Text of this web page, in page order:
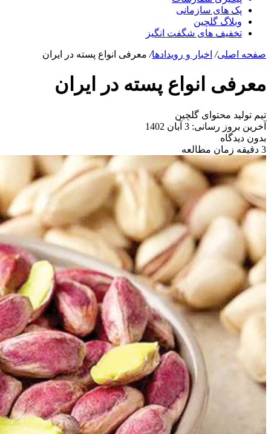
پک های سازمانی
وبلاگ گلچین
تخفیف های شگفت انگیز
صفحه اصلی/ اخبار و رویدادها/ معرفی انواع پسته در ایران
معرفی انواع پسته در ایران
تیم تولید محتوای گلچین
آخرین بروز رسانی: 3 آبان 1402
بدون دیدگاه
3 دقیقه زمان مطالعه